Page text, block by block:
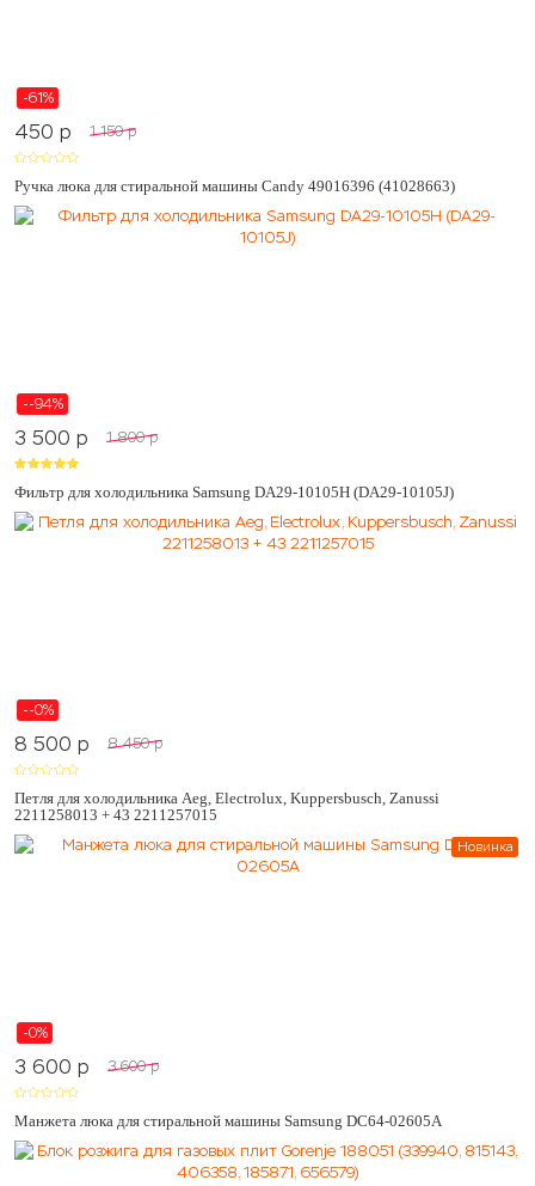
-61%
450 p 1 150 p
Ручка люка для стиральной машины Candy 49016396 (41028663)
--94%
3 500 p 1 800 p
Фильтр для холодильника Samsung DA29-10105H (DA29-10105J)
--0%
8 500 p 8 450 p
Петля для холодильника Aeg, Electrolux, Kuppersbusch, Zanussi
2211258013 + 43 2211257015
-0%
Новинка
3 600 p 3 600 p
Манжета люка для стиральной машины Samsung DC64-02605A